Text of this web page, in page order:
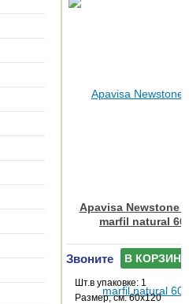
Apavisa Newstone
marfil natural
Звоните В КОРЗИНУ
Шт.в упаковке: 1
Размер, см: 60x120